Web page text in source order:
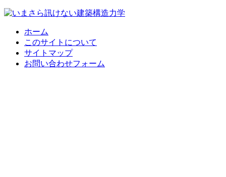
ホーム
このサイトについて
サイトマップ
お問い合わせフォーム